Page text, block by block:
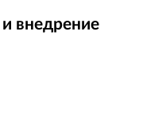
и внедрение